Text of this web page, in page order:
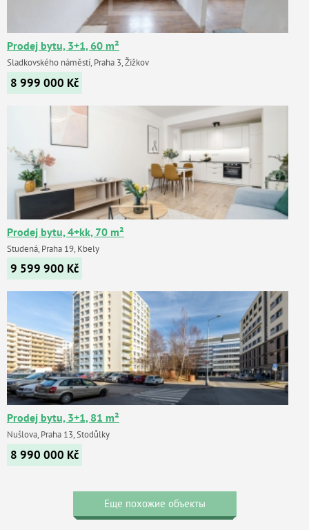
Prodej bytu, 3+1, 60 m²
Sladkovského náměstí, Praha 3, Žižkov
8 999 000 Kč
Prodej bytu, 4+kk, 70 m²
Studená, Praha 19, Kbely
9 599 900 Kč
Prodej bytu, 3+1, 81 m²
Nušlova, Praha 13, Stodůlky
8 990 000 Kč
Еще похожие объекты